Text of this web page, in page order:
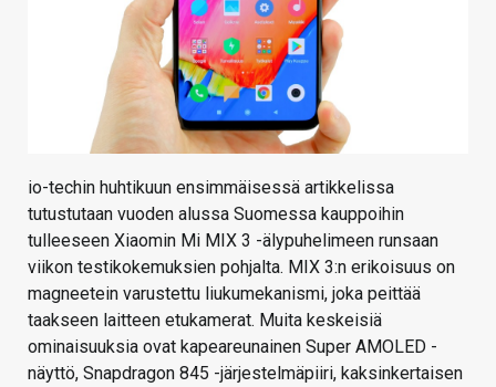
io-techin huhtikuun ensimmäisessä artikkelissa
tutustutaan vuoden alussa Suomessa kauppoihin
tulleeseen Xiaomin Mi MIX 3 -älypuhelimeen runsaan
viikon testikokemuksien pohjalta. MIX 3:n erikoisuus on
magneetein varustettu liukumekanismi, joka peittää
taakseen laitteen etukamerat. Muita keskeisiä
ominaisuuksia ovat kapeareunainen Super AMOLED -
näyttö, Snapdragon 845 -järjestelmäpiiri, kaksinkertaisen